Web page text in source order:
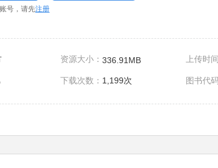
号，请先注册
资源大小： 336.91MB 上传时
下载次数： 1,199次 图书代